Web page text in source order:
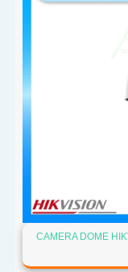
CAMERA DOME